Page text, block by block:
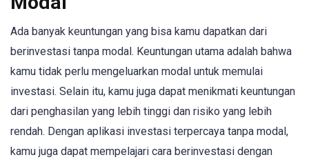
Ada banyak keuntungan yang bisa kamu dapatkan dari
berinvestasi tanpa modal. Keuntungan utama adalah bahwa
kamu tidak perlu mengeluarkan modal untuk memulai
investasi. Selain itu, kamu juga dapat menikmati keuntungan
dari penghasilan yang lebih tinggi dan risiko yang lebih
rendah. Dengan aplikasi investasi terpercaya tanpa modal,
kamu juga dapat mempelajari cara berinvestasi dengan